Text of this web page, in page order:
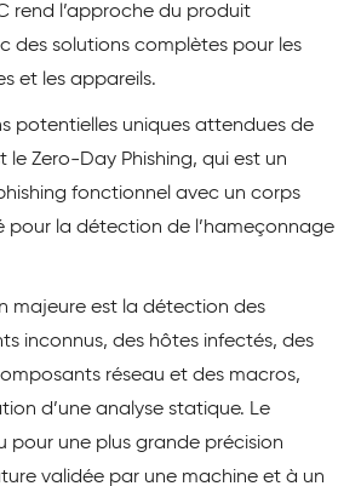
rend l’approche du produit
des solutions complètes pour les
et les appareils.
potentielles uniques attendues de
le Zero-Day Phishing, qui est un
fonctionnel avec un corps
pour la détection de l’hameçonnage
majeure est la détection des
inconnus, des hôtes infectés, des
réseau et des macros,
d’une analyse statique. Le
pour une plus grande précision
validée par une machine et à un